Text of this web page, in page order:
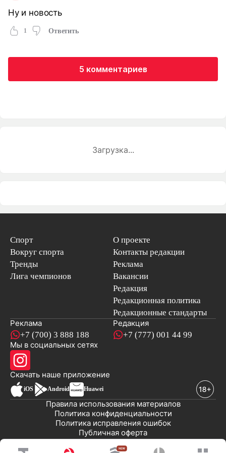
Ну и новость
1 Ответить
5 комментариев
Загрузка...
Спорт
Вокруг спорта
Тренды
Лига чемпионов
О проекте
Контакты редакции
Реклама
Вакансии
Редакция
Редакционная политика
Редакционные стандарты
Реклама
+7 (700) 3 888 188
Редакция
+7 (777) 001 44 99
Мы в социальных сетях
Скачать наше приложениеновостей
iOS Android Huawei
Публичная оферта
Политика исправления ошибок
Политика конфиденциальности
Правила использования материалов